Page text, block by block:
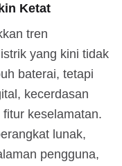
Ketat
tren
yang kini tidak
baterai, tetapi
kecerdasan
keselamatan.
lunak,
pengguna,